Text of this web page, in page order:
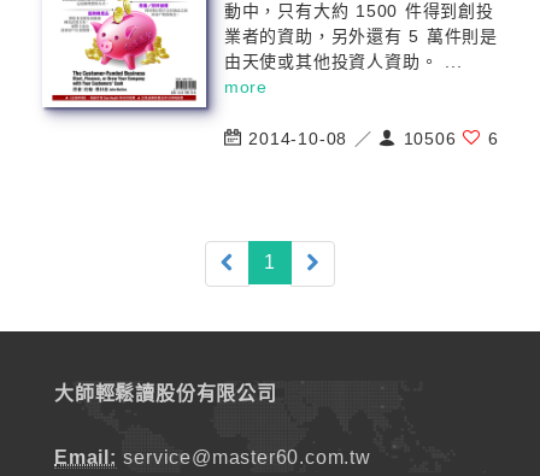
動中，只有大約 1500 件得到創投
業者的資助，另外還有 5 萬件則是
由天使或其他投資人資助。 ...
more
2014-10-08 ／ 10506 6
1 (current)
大師輕鬆讀股份有限公司
Email: service@master60.com.tw